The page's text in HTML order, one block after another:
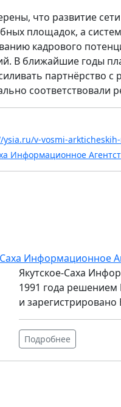
что развитие
площадок, а
кадрового
В ближайшие годы
партнёрство
соответствовали
ysia.ru/v-vosmi-
Информационное
Информационное
Якутское-Саха
1991 года
и
Подробнее